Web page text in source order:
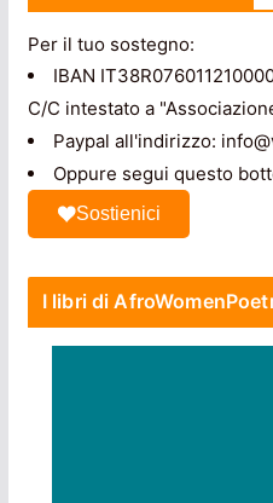
Per il tuo sostegno:
IBAN
C/C intestato a
Paypal all'indirizzo:
Oppure segui questo
Sostienici
I libri di